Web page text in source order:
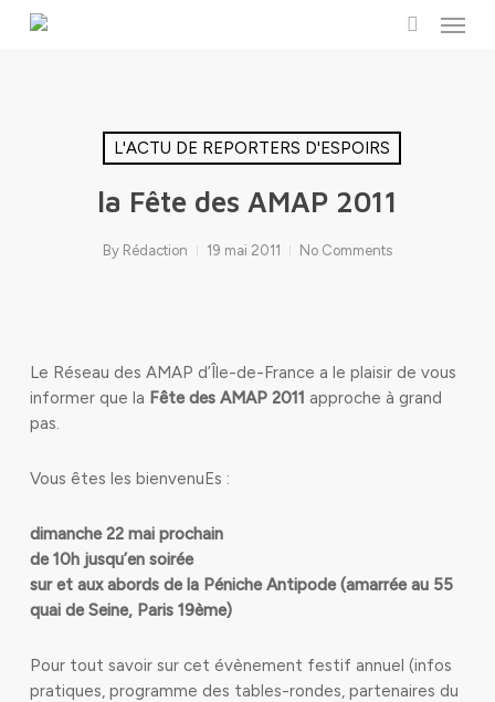
Menu
L'ACTU DE REPORTERS D'ESPOIRS
la Fête des AMAP 2011
By Rédaction 19 mai 2011 No Comments
Le Réseau des AMAP d’Île-de-France a le plaisir de vous
informer que la Fête des AMAP 2011 approche à grand
pas.
Vous êtes les bienvenuEs :
dimanche 22 mai prochain
de 10h jusqu’en soirée
sur et aux abords de la Péniche Antipode (amarrée au 55
quai de Seine, Paris 19ème)
Pour tout savoir sur cet évènement festif annuel (infos
pratiques, programme des tables-rondes, partenaires du